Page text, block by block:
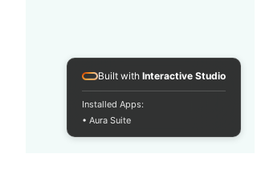
Built with Interactive Studio
Installed Apps:
• Aura Suite